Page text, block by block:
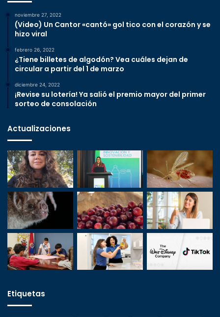
noviembre 27, 2022
(Video) Un Cantor «cantó» gol tico con el corazón y se
hizo viral
febrero 26, 2022
¿Tiene billetes de algodón? Vea cuáles dejan de
circular a partir del 1 de marzo
diciembre 24, 2022
¡Revise su lotería! Ya salió el premio mayor del primer
sorteo de consolación
Actualizaciones
Etiquetas